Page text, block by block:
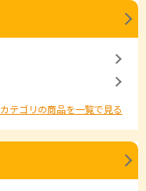
カテゴリの商品を一覧で見る